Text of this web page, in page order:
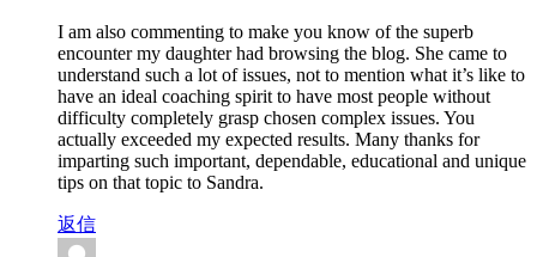
I am also commenting to make you know of the superb
encounter my daughter had browsing the blog. She came to
understand such a lot of issues, not to mention what it’s like to
have an ideal coaching spirit to have most people without
difficulty completely grasp chosen complex issues. You
actually exceeded my expected results. Many thanks for
imparting such important, dependable, educational and unique
tips on that topic to Sandra.
返信